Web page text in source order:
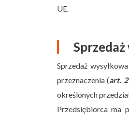
UE.
Sprzedaż
przeznaczenia (art.
określonych
Przedsiębiorca ma